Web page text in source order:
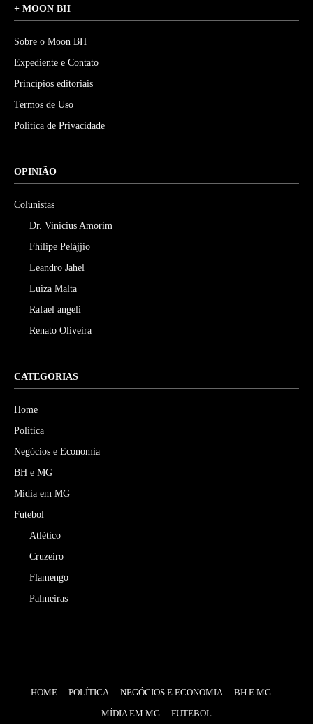
+ MOON BH
Sobre o Moon BH
Expediente e Contato
Princípios editoriais
Termos de Uso
Política de Privacidade
OPINIÃO
Colunistas
Dr. Vinicius Amorim
Fhilipe Pelájjio
Leandro Jahel
Luiza Malta
Rafael angeli
Renato Oliveira
CATEGORIAS
Home
Política
Negócios e Economia
BH e MG
Mídia em MG
Futebol
Atlético
Cruzeiro
Flamengo
Palmeiras
HOME POLÍTICA NEGÓCIOS E ECONOMIA
BH E MG
MÍDIA EM MG
FUTEBOL